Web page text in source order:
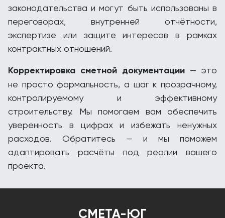
законодательства и могут быть использованы в
переговорах, внутренней отчётности,
экспертизе или защите интересов в рамках
контрактных отношений.
Корректировка сметной документации — это
не просто формальность, а шаг к прозрачному,
контролируемому и эффективному
строительству. Мы помогаем вам обеспечить
уверенность в цифрах и избежать ненужных
расходов. Обратитесь — и мы поможем
адаптировать расчёты под реалии вашего
проекта.
СМЕТА-ЮГ